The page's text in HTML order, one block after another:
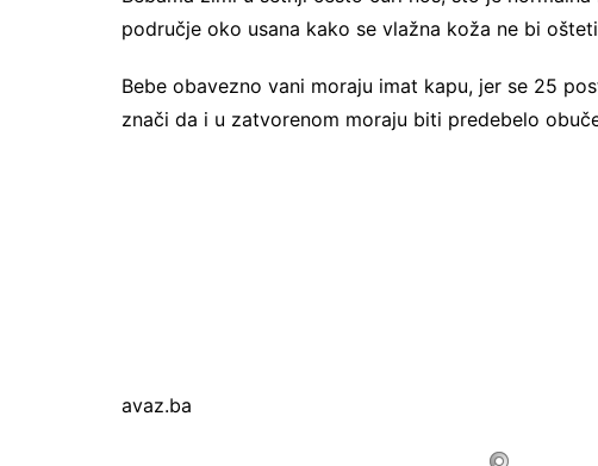
područje oko usana kako se vlažna koža ne bi
Bebe obavezno vani moraju imat kapu, jer se 25
znači da i u zatvorenom moraju biti predebelo
avaz.ba